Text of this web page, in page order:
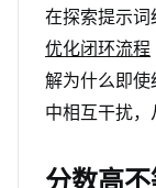
在探索提示
优化闭环流程
解为什么即
中相互干扰，
分数高